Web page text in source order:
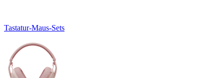
Tastatur-Maus-Sets